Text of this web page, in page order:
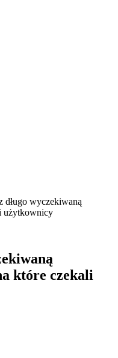
długo wyczekiwaną
użytkownicy
które czekali